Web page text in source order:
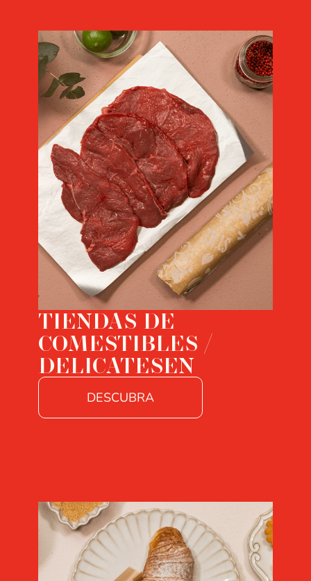
TIENDAS DE
COMESTIBLES /
DELICATESEN
DESCUBRA